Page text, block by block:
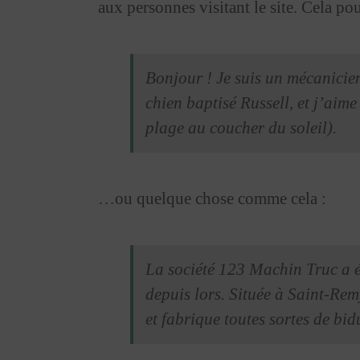
aux personnes visitant le site. Cela
Bonjour ! Je suis un
chien baptisé Russell, et
plage au coucher du soleil).
…ou quelque chose comme cela :
La société 123 Machin Truc a
depuis lors. Située à Saint-
et fabrique toutes sortes de